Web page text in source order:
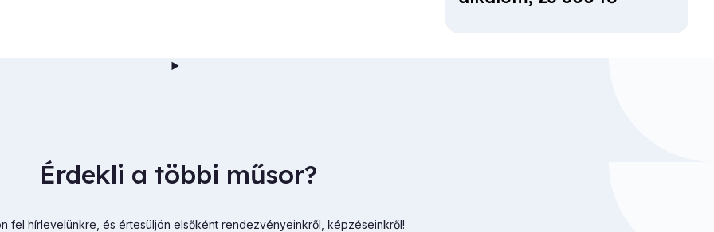
Érdekli a többi műsor?
fel hírlevelünkre, és értesüljön elsőként rendezvényeinkről, képzéseinkről!